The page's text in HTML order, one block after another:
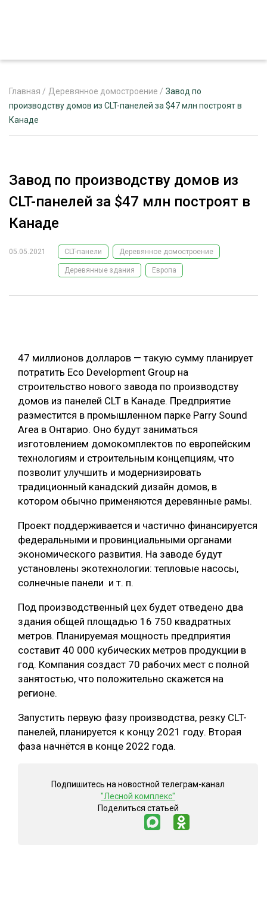
ЖУРНАЛ «ЛЕСНОЙ КОМПЛЕКС»
ЛЕСОЗАГОТОВКА
ЛОГИСТИКА
ПРОИЗВОДСТВО ДРЕВЕСНЫХ ПЛИТ
ЦБП
КОМПЛЕКСНАЯ ПЕРЕРАБОТКА
ДЕРЕВЯННОЕ ДОМОСТРОЕНИЕ
СОРТИРОВКА ДРЕВЕСИНЫ
СУШКА ДРЕВЕСИНЫ
МЕБЕЛЬНОЕ ПРОИЗВОДСТВО
ЭКСПЕРТНОЕ МНЕНИЕ
Главная / Деревянное домостроение / Завод по
производству домов из CLT-панелей за $47 млн построят в
Канаде
Завод по производству домов из
CLT-панелей за $47 млн построят в
Канаде
05.05.2021 CLT-панели Деревянное домостроение
Деревянные здания Европа
47 миллионов долларов — такую сумму планирует
потратить Eco Development Group на
строительство нового завода по производству
домов из панелей CLT в Канаде. Предприятие
разместится в промышленном парке Parry Sound
Area в Онтарио. Оно будут заниматься
изготовлением домокомплектов по европейским
технологиям и строительным концепциям, что
позволит улучшить и модернизировать
традиционный канадский дизайн домов, в
котором обычно применяются деревянные рамы.
Проект поддерживается и частично финансируется
федеральными и провинциальными органами
экономического развития. На заводе будут
установлены экотехнологии: тепловые насосы,
солнечные панели и т. п.
Под производственный цех будет отведено два
здания общей площадью 16 750 квадратных
метров. Планируемая мощность предприятия
составит 40 000 кубических метров продукции в
год. Компания создаст 70 рабочих мест с полной
занятостью, что положительно скажется на
регионе.
Запустить первую фазу производства, резку CLT-
панелей, планируется к концу 2021 году. Вторая
фаза начнётся в конце 2022 года.
Подпишитесь на новостной телеграм-канал
"Лесной комплекс"
Поделиться статьей